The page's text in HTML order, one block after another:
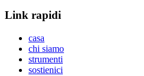
Link rapidi
casa
chi siamo
strumenti
sostienici